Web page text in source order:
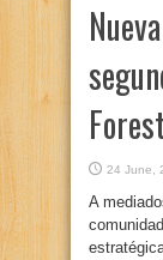
24 June,
A